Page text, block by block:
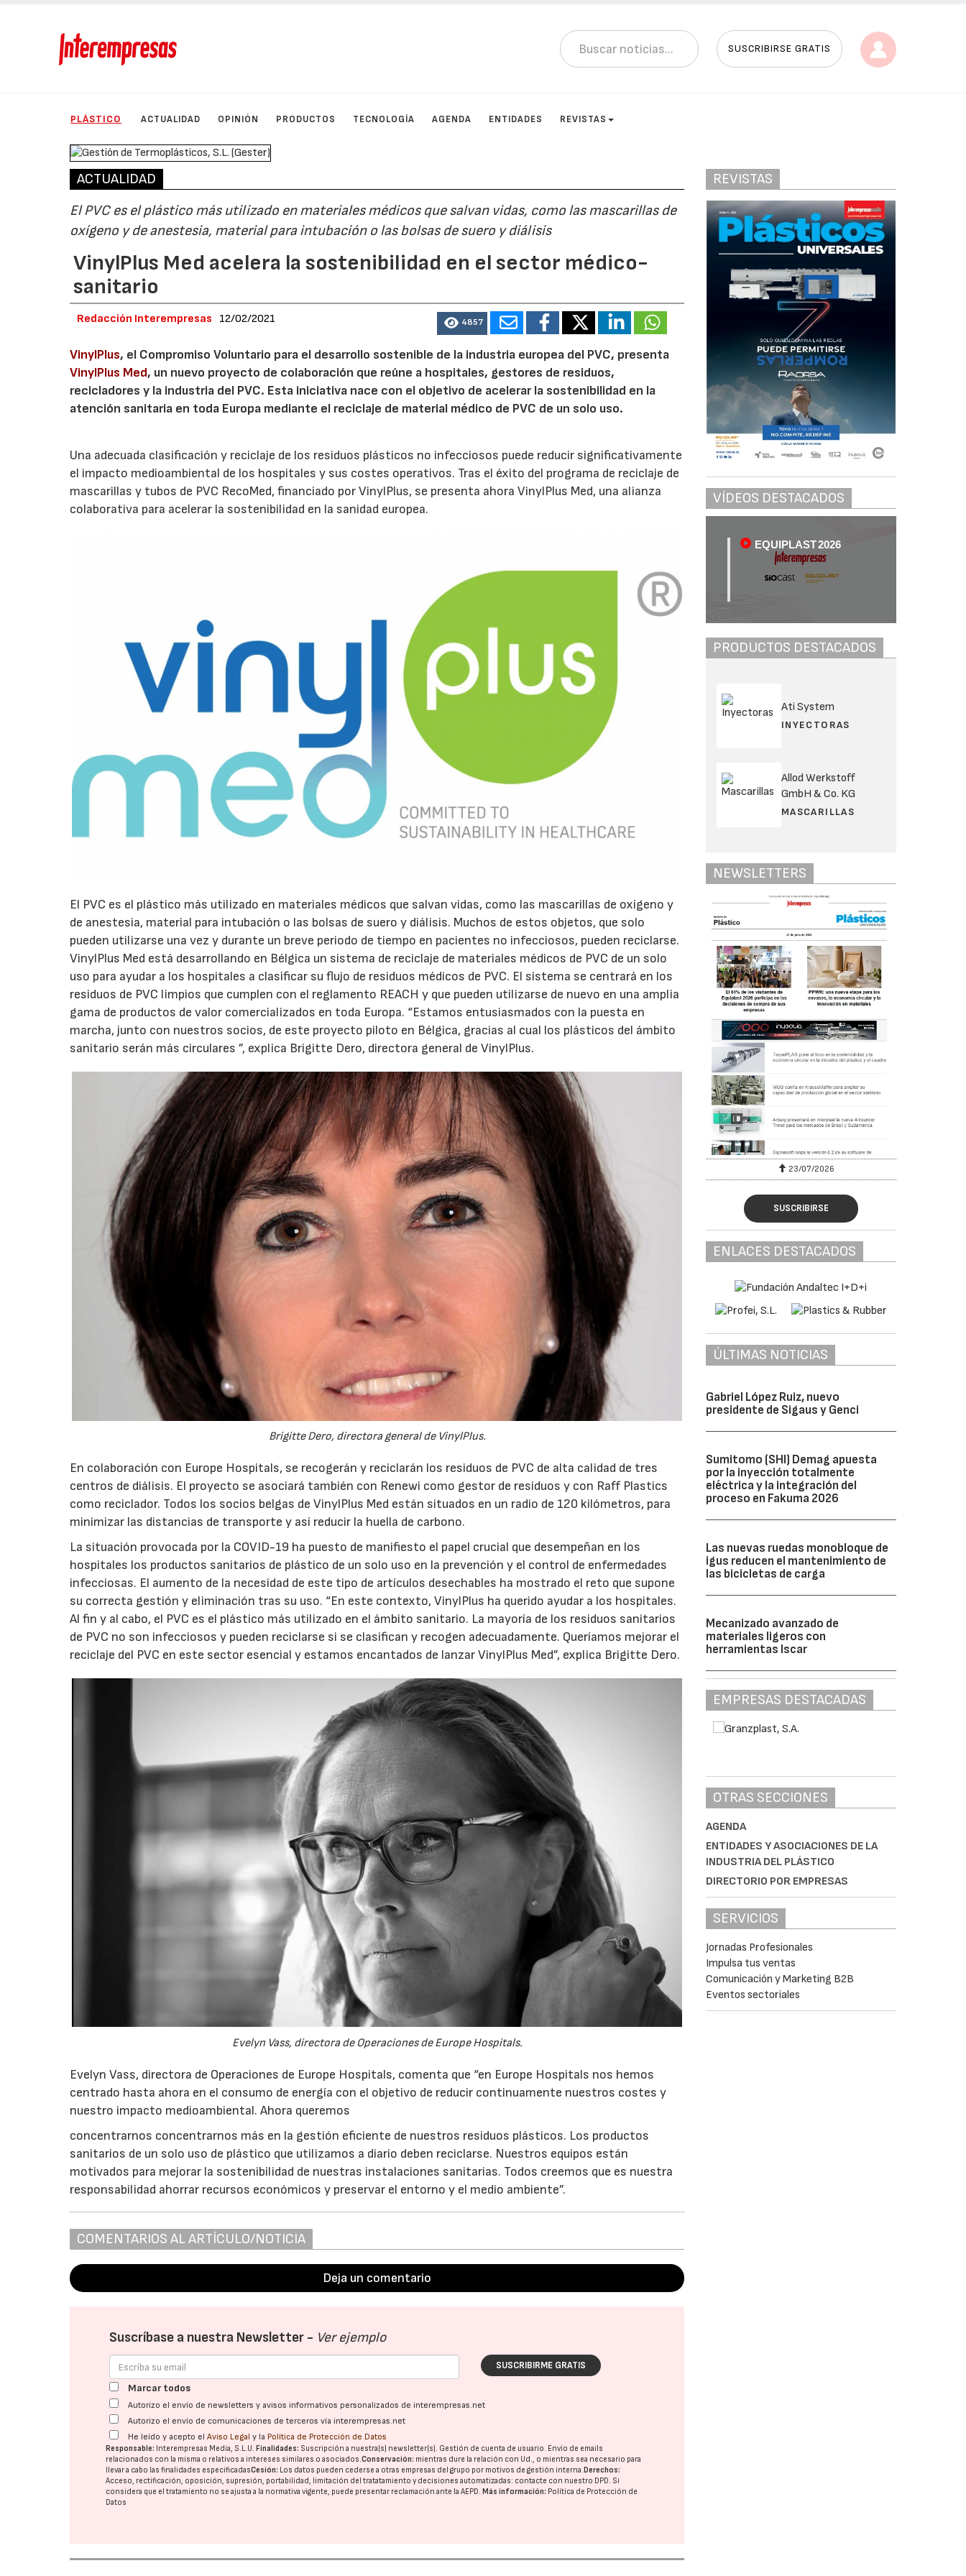
SUSCRIBIRSE GRATIS
PLÁSTICO ACTUALIDAD OPINIÓN PRODUCTOS TECNOLOGÍA AGENDA ENTIDADES REVISTAS
ACTUALIDAD
El PVC es el plástico más utilizado en materiales médicos que salvan vidas, como las mascarillas de
oxígeno y de anestesia, material para intubación o las bolsas de suero y diálisis
VinylPlus Med acelera la sostenibilidad en el sector médico-
sanitario
Redacción Interempresas 12/02/2021 4857
VinylPlus, el Compromiso Voluntario para el desarrollo sostenible de la industria europea del PVC, presenta
VinylPlus Med, un nuevo proyecto de colaboración que reúne a hospitales, gestores de residuos,
recicladores y la industria del PVC. Esta iniciativa nace con el objetivo de acelerar la sostenibilidad en la
atención sanitaria en toda Europa mediante el reciclaje de material médico de PVC de un solo uso.
Una adecuada clasificación y reciclaje de los residuos plásticos no infecciosos puede reducir significativamente
el impacto medioambiental de los hospitales y sus costes operativos. Tras el éxito del programa de reciclaje de
mascarillas y tubos de PVC RecoMed, financiado por VinylPlus, se presenta ahora VinylPlus Med, una alianza
colaborativa para acelerar la sostenibilidad en la sanidad europea.
El PVC es el plástico más utilizado en materiales médicos que salvan vidas, como las mascarillas de oxígeno y
de anestesia, material para intubación o las bolsas de suero y diálisis. Muchos de estos objetos, que solo
pueden utilizarse una vez y durante un breve periodo de tiempo en pacientes no infecciosos, pueden reciclarse.
VinylPlus Med está desarrollando en Bélgica un sistema de reciclaje de materiales médicos de PVC de un solo
uso para ayudar a los hospitales a clasificar su flujo de residuos médicos de PVC. El sistema se centrará en los
residuos de PVC limpios que cumplen con el reglamento REACH y que pueden utilizarse de nuevo en una amplia
gama de productos de valor comercializados en toda Europa. “Estamos entusiasmados con la puesta en
marcha, junto con nuestros socios, de este proyecto piloto en Bélgica, gracias al cual los plásticos del ámbito
sanitario serán más circulares ”, explica Brigitte Dero, directora general de VinylPlus.
Brigitte Dero, directora general de VinylPlus.
En colaboración con Europe Hospitals, se recogerán y reciclarán los residuos de PVC de alta calidad de tres
centros de diálisis. El proyecto se asociará también con Renewi como gestor de residuos y con Raff Plastics
como reciclador. Todos los socios belgas de VinylPlus Med están situados en un radio de 120 kilómetros, para
minimizar las distancias de transporte y así reducir la huella de carbono.
La situación provocada por la COVID-19 ha puesto de manifiesto el papel crucial que desempeñan en los
hospitales los productos sanitarios de plástico de un solo uso en la prevención y el control de enfermedades
infecciosas. El aumento de la necesidad de este tipo de artículos desechables ha mostrado el reto que supone
su correcta gestión y eliminación tras su uso. “En este contexto, VinylPlus ha querido ayudar a los hospitales.
Al fin y al cabo, el PVC es el plástico más utilizado en el ámbito sanitario. La mayoría de los residuos sanitarios
de PVC no son infecciosos y pueden reciclarse si se clasifican y recogen adecuadamente. Queríamos mejorar el
reciclaje del PVC en este sector esencial y estamos encantados de lanzar VinylPlus Med”, explica Brigitte Dero.
Evelyn Vass, directora de Operaciones de Europe Hospitals.
Evelyn Vass, directora de Operaciones de Europe Hospitals, comenta que “en Europe Hospitals nos hemos
centrado hasta ahora en el consumo de energía con el objetivo de reducir continuamente nuestros costes y
nuestro impacto medioambiental. Ahora queremos
concentrarnos concentrarnos más en la gestión eficiente de nuestros residuos plásticos. Los productos
sanitarios de un solo uso de plástico que utilizamos a diario deben reciclarse. Nuestros equipos están
motivados para mejorar la sostenibilidad de nuestras instalaciones sanitarias. Todos creemos que es nuestra
responsabilidad ahorrar recursos económicos y preservar el entorno y el medio ambiente”.
COMENTARIOS AL ARTÍCULO/NOTICIA
Deja un comentario
Suscríbase a nuestra Newsletter - Ver ejemplo
SUSCRIBIRME GRATIS
Marcar todos
Autorizo el envío de newsletters y avisos informativos personalizados de interempresas.net
Autorizo el envío de comunicaciones de terceros vía interempresas.net
He leído y acepto elAviso Legal y la Política de Protección de Datos
Responsable: Interempresas Media, S.L.U. Finalidades: Suscripción a nuestra(s) newsletter(s). Gestión de cuenta de usuario. Envío de emails
relacionados con la misma o relativos a intereses similares o asociados.Conservación: mientras dure la relación con Ud., o mientras sea necesario para
llevar a cabo las finalidades especificadasCesión: Los datos pueden cederse a otras empresas del grupo por motivos de gestión interna. Derechos:
Acceso, rectificación, oposición, supresión, portabilidad, limitación del tratatamiento y decisiones automatizadas: contacte con nuestro DPD. Si
considera que el tratamiento no se ajusta a la normativa vigente, puede presentar reclamación ante laAEPD. Más información: Política de Protección de
Datos
REVISTAS
VÍDEOS DESTACADOS
EQUIPLAST 2026
PRODUCTOS DESTACADOS
Ati System
INYECTORAS
Allod Werkstoff
GmbH & Co. KG
MASCARILLAS
NEWSLETTERS
23/07/2026 30/07/2026 23/07/2026
SUSCRIBIRSE
ENLACES DESTACADOS
ÚLTIMAS NOTICIAS
Gabriel López Ruiz, nuevo
presidente de Sigaus y Genci
Sumitomo (SHI) Demag apuesta
por la inyección totalmente
eléctrica y la integración del
proceso en Fakuma 2026
Las nuevas ruedas monobloque de
igus reducen el mantenimiento de
las bicicletas de carga
Mecanizado avanzado de
materiales ligeros con
herramientas Iscar
EMPRESAS DESTACADAS
OTRAS SECCIONES
AGENDA
ENTIDADES Y ASOCIACIONES DE LA
INDUSTRIA DEL PLÁSTICO
DIRECTORIO POR EMPRESAS
SERVICIOS
Jornadas Profesionales
Impulsa tus ventas
Comunicación y Marketing B2B
Eventos sectoriales